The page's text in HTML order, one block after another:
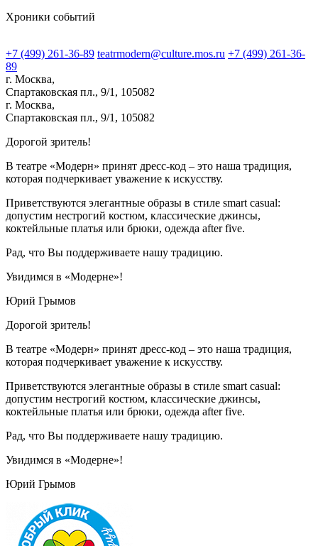
Хроники событий
+7 (499) 261-36-89 teatrmodern@culture.mos.ru +7 (499) 261-36-
89
г. Москва,
Спартаковская пл., 9/1, 105082
г. Москва,
Спартаковская пл., 9/1, 105082
Дорогой зритель!
В театре «Модерн» принят дресс-код – это наша традиция,
которая подчеркивает уважение к искусству.
Приветствуются элегантные образы в стиле smart casual:
допустим нестрогий костюм, классические джинсы,
коктейльные платья или брюки, одежда after five.
Рад, что Вы поддерживаете нашу традицию.
Увидимся в «Модерне»!
Юрий Грымов
Дорогой зритель!
В театре «Модерн» принят дресс-код – это наша традиция,
которая подчеркивает уважение к искусству.
Приветствуются элегантные образы в стиле smart casual:
допустим нестрогий костюм, классические джинсы,
коктейльные платья или брюки, одежда after five.
Рад, что Вы поддерживаете нашу традицию.
Увидимся в «Модерне»!
Юрий Грымов